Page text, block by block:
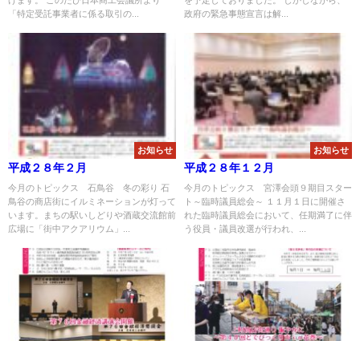
「特定受託事業者に係る取引の...
政府の緊急事態宣言は解...
お知らせ
平成２８年２月
今月のトピックス 石鳥谷 冬の彩り 石
鳥谷の商店街にイルミネーションが灯って
います。まちの駅いしどりや酒蔵交流館前
広場に「街中アクアリウム」...
お知らせ
平成２８年１２月
今月のトピックス 宮澤会頭９期目スター
ト～臨時議員総会～ １１月１日に開催さ
れた臨時議員総会において、任期満了に伴
う役員・議員改選が行われ、...